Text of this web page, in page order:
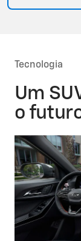
Tecnologia
Um
o